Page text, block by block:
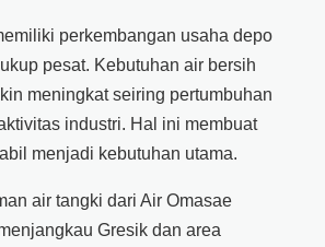
perkembangan usaha depo
pesat. Kebutuhan air bersih
meningkat seiring pertumbuhan
industri. Hal ini membuat
menjadi kebutuhan utama.
air tangki dari Air Omasae
Gresik dan area